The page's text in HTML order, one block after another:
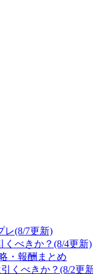
レ(8/7更新)
くべきか？(8/4更新)
・報酬まとめ
くべきか？(8/2更